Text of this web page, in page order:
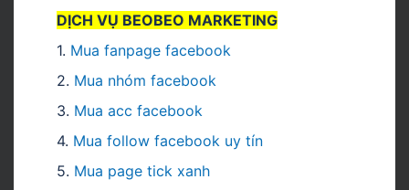
DỊCH VỤ BEOBEO MARKETING
1. Mua fanpage facebook
2. Mua nhóm facebook
3. Mua acc facebook
4. Mua follow facebook uy tín
5. Mua page tick xanh